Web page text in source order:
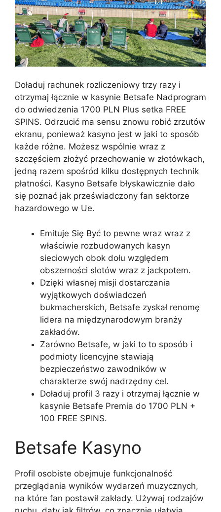
Doładuj rachunek rozliczeniowy trzy razy i
otrzymaj łącznie w kasynie Betsafe Nadprogram
do odwiedzenia 1700 PLN Plus setka FREE
SPINS. Odrzucić ma sensu znowu robić zrzutów
ekranu, ponieważ kasyno jest w jaki to sposób
każde różne. Możesz wspólnie wraz z
szczęściem złożyć przechowanie w złotówkach,
jedną razem spośród kilku dostępnych technik
płatności. Kasyno Betsafe błyskawicznie dało
się poznać jak przeświadczony fan sektorze
hazardowego w Ue.
Emituje Się Być to pewne wraz wraz z
właściwie rozbudowanych kasyn
sieciowych obok dołu względem
obszerności slotów wraz z jackpotem.
Dzięki własnej misji dostarczania
wyjątkowych doświadczeń
bukmacherskich, Betsafe zyskał renomę
lidera na międzynarodowym branży
zakładów.
Zarówno Betsafe, w jaki to to sposób i
podmioty licencyjne stawiają
bezpieczeństwo zawodników w
charakterze swój nadrzędny cel.
Doładuj profil 3 razy i otrzymaj łącznie w
kasynie Betsafe Premia do 1700 PLN +
100 FREE SPINS.
Betsafe Kasyno
Profil osobiste obejmuje funkcjonalność
przeglądania wyników wydarzeń muzycznych,
na które fan postawił zakłady. Używaj rodzajów